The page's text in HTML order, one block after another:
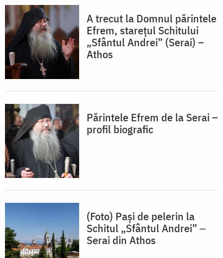
A trecut la Domnul părintele
Efrem, starețul Schitului
„Sfântul Andrei” (Serai) –
Athos
Părintele Efrem de la Serai –
profil biografic
(Foto) Pași de pelerin la
Schitul „Sfântul Andrei” ‒
Serai din Athos